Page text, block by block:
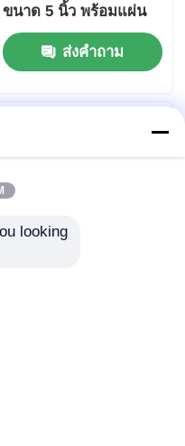
ขนาด 5 นิ้ว พร้อมแผ่น
กรองล้างทำความสะอาด
ได้ สำหรับกรองน้ำใน
ครัวเรือนและสวน
ส่งคำถาม
looking